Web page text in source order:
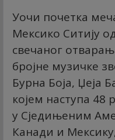
Уочи почетка
Мексико Ситију
свечаног
бројне музичке
Бурна Боја, Џеја
којем наступа 48
у Сједињеним
Канади и